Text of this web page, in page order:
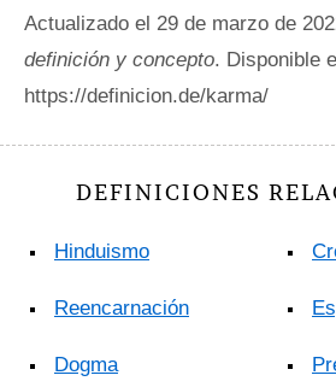
Actualizado el 29 de marzo de
definición y concepto. Disponible
https://definicion.de/karma/
DEFINICIONES
Hinduismo
Reencarnación
Dogma